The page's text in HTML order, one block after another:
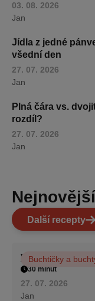
03. 08. 2026
Jan
Jídla z jedné
všední den
27. 07. 2026
Jan
Plná čára vs.
rozdíl?
27. 07. 2026
Jan
Další recepty
Vláčná olejová
Buchtičky a
30 minut
27. 07. 2026
Jan